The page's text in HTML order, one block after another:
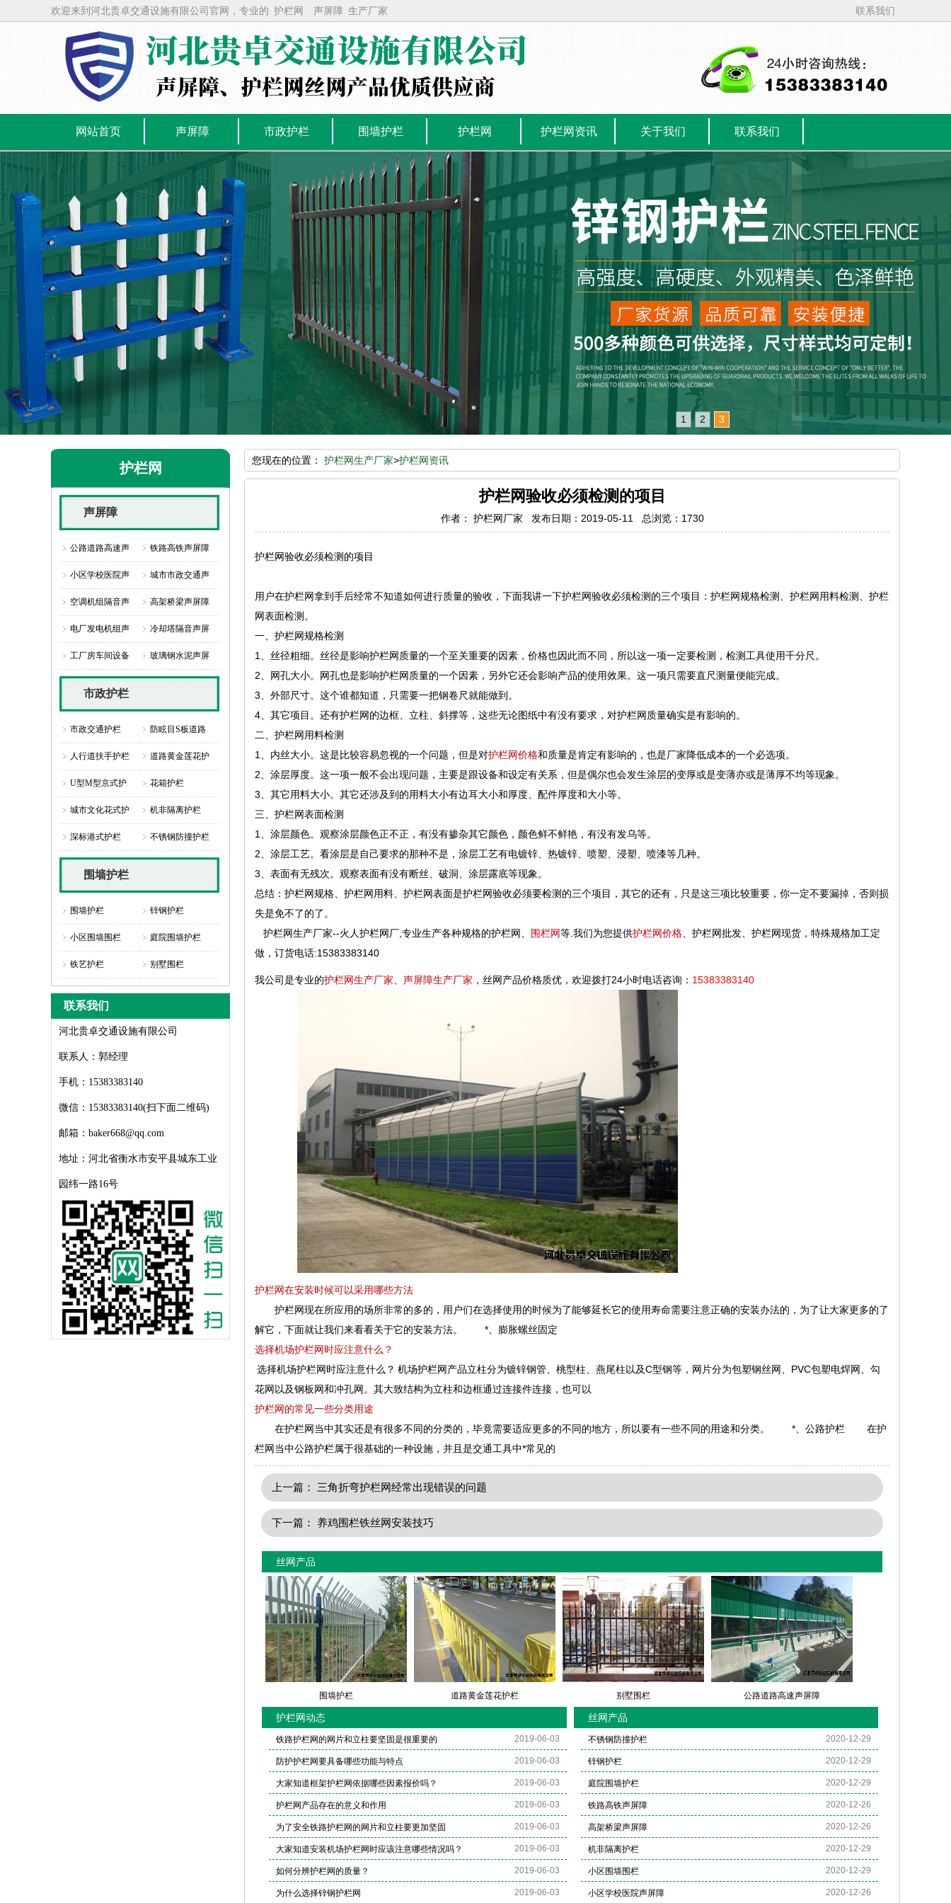
联系我们
欢迎来到河北贵卓交通设施有限公司官网，专业的 护栏网 声屏障 生产厂家
网站首页 声屏障 市政护栏 围墙护栏 护栏网 护栏网资讯 关于我们 联系我们
1 2 3
护栏网
声屏障
公路道路高速声 铁路高铁声屏障
小区学校医院声 城市市政交通声
空调机组隔音声 高架桥梁声屏障
电厂发电机组声 冷却塔隔音声屏
工厂房车间设备 玻璃钢水泥声屏
市政护栏
市政交通护栏 防眩目S板道路
人行道扶手护栏 道路黄金莲花护
U型M型京式护 花箱护栏
城市文化花式护 机非隔离护栏
深标港式护栏 不锈钢防撞护栏
围墙护栏
围墙护栏 锌钢护栏
小区围墙围栏 庭院围墙护栏
铁艺护栏 别墅围栏
联系我们
河北贵卓交通设施有限公司
联系人：郭经理
手机：15383383140
微信：15383383140(扫下面二维码)
邮箱：baker668@qq.com
地址：河北省衡水市安平县城东工业
园纬一路16号
您现在的位置： 护栏网生产厂家>护栏网资讯
护栏网验收必须检测的项目
作者： 护栏网厂家 发布日期：2019-05-11 总浏览： 1730
护栏网验收必须检测的项目
用户在护栏网拿到手后经常不知道如何进行质量的验收，下面我讲一下护栏网验收必须检测的三个项目：护栏网规格检测、护栏网用料检测、护栏
网表面检测。
一、护栏网规格检测
1、丝径粗细。丝径是影响护栏网质量的一个至关重要的因素，价格也因此而不同，所以这一项一定要检测，检测工具使用千分尺。
2、网孔大小。网孔也是影响护栏网质量的一个因素，另外它还会影响产品的使用效果。这一项只需要直尺测量便能完成。
3、外部尺寸。这个谁都知道，只需要一把钢卷尺就能做到。
4、其它项目。还有护栏网的边框、立柱、斜撑等，这些无论图纸中有没有要求，对护栏网质量确实是有影响的。
二、护栏网用料检测
1、内丝大小。这是比较容易忽视的一个问题，但是对护栏网价格和质量是肯定有影响的，也是厂家降低成本的一个必选项。
2、涂层厚度。这一项一般不会出现问题，主要是跟设备和设定有关系，但是偶尔也会发生涂层的变厚或是变薄亦或是薄厚不均等现象。
3、其它用料大小。其它还涉及到的用料大小有边耳大小和厚度、配件厚度和大小等。
三、护栏网表面检测
1、涂层颜色。观察涂层颜色正不正，有没有掺杂其它颜色，颜色鲜不鲜艳，有没有发乌等。
2、涂层工艺。看涂层是自己要求的那种不是，涂层工艺有电镀锌、热镀锌、喷塑、浸塑、喷漆等几种。
3、表面有无残次。观察表面有没有断丝、破洞、涂层露底等现象。
总结：护栏网规格、护栏网用料、护栏网表面是护栏网验收必须要检测的三个项目，其它的还有，只是这三项比较重要，你一定不要漏掉，否则损
失是免不了的了。
护栏网生产厂家--火人护栏网厂,专业生产各种规格的护栏网、 围栏网等.我们为您提供护栏网价格 、护栏网批发、护栏网现货，特殊规格加工定
做，订货电话:15383383140
我公司是专业的护栏网生产厂家 、声屏障生产厂家 ，丝网产品价格质优，欢迎拨打24小时电话咨询： 15383383140
护栏网在安装时候可以采用哪些方法
护栏网现在所应用的场所非常的多的，用户们在选择使用的时候为了能够延长它的使用寿命需要注意正确的安装办法的，为了让大家更多的了
解它，下面就让我们来看看关于它的安装方法。 *、膨胀螺丝固定
选择机场护栏网时应注意什么？
选择机场护栏网时应注意什么？ 机场护栏网产品立柱分为镀锌钢管、桃型柱、燕尾柱以及C型钢等，网片分为包塑钢丝网、PVC包塑电焊网、勾
花网以及钢板网和冲孔网。其大致结构为立柱和边框通过连接件连接，也可以
护栏网的常见一些分类用途
在护栏网当中其实还是有很多不同的分类的，毕竟需要适应更多的不同的地方，所以要有一些不同的用途和分类。 *、公路护栏 在护
栏网当中公路护栏属于很基础的一种设施，并且是交通工具中*常见的
上一篇： 三角折弯护栏网经常出现错误的问题
下一篇： 养鸡围栏铁丝网安装技巧
丝网产品
围墙护栏 道路黄金莲花护栏 别墅围栏 公路道路高速声屏障
护栏网动态
2019-06-03
铁路护栏网的网片和立柱要坚固是很重要的
2019-06-03
防护护栏网要具备哪些功能与特点
2019-06-03
大家知道框架护栏网依据哪些因素报价吗？
2019-06-03
护栏网产品存在的意义和作用
2019-06-03
为了安全铁路护栏网的网片和立柱要更加坚固
2019-06-03
大家知道安装机场护栏网时应该注意哪些情况吗？
2019-06-03
如何分辨护栏网的质量？
2019-06-03
为什么选择锌钢护栏网
丝网产品
2020-12-29
不锈钢防撞护栏
2020-12-29
锌钢护栏
2020-12-29
庭院围墙护栏
2020-12-26
铁路高铁声屏障
2020-12-26
高架桥梁声屏障
2020-12-29
机非隔离护栏
2020-12-29
小区围墙围栏
2020-12-26
小区学校医院声屏障